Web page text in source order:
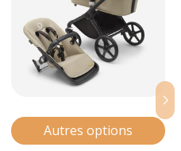
Autres options